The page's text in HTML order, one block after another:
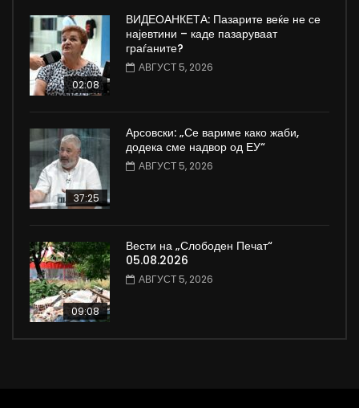
02:08
ВИДЕОАНКЕТА: Пазарите веќе не се
најевтини – каде пазаруваат
граѓаните?
АВГУСТ 5, 2026
37:25
Арсовски: „Се вариме како жаби,
додека сме надвор од ЕУ“
АВГУСТ 5, 2026
09:08
Вести на „Слободен Печат“
05.08.2026
АВГУСТ 5, 2026